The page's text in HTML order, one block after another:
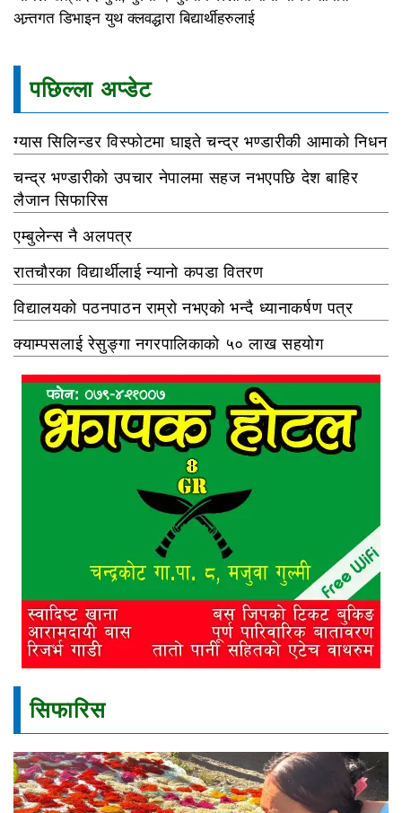
अन्र्तगत डिभाइन युथ क्लवद्धारा बिद्यार्थीहरुलाई
पछिल्ला अप्डेट
ग्यास सिलिन्डर विस्फोटमा घाइते चन्द्र भण्डारीकी आमाको निधन
चन्द्र भण्डारीको उपचार नेपालमा सहज नभएपछि देश बाहिर
लैजान सिफारिस
एम्बुलेन्स नै अलपत्र
रातचौरका विद्यार्थीलाई न्यानो कपडा वितरण
विद्यालयको पठनपाठन राम्रो नभएको भन्दै ध्यानाकर्षण पत्र
क्याम्पसलाई रेसुङ्गा नगरपालिकाको ५० लाख सहयोग
सिफारिस